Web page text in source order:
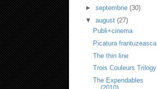
► septembrie (30)
▼ august (27)
Publi+cinema
Picatura frantuzeasca
The thin line
Trois Couleurs Trilogy
The Expendables